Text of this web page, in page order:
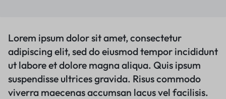
Lorem ipsum dolor sit amet, consectetur
adipiscing elit, sed do eiusmod tempor incididunt
ut labore et dolore magna aliqua. Quis ipsum
suspendisse ultrices gravida. Risus commodo
viverra maecenas accumsan lacus vel facilisis.